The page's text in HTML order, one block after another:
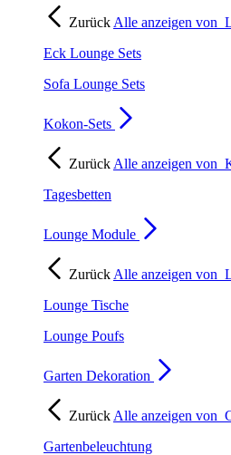
Zurück Alle anzeigen von
Eck Lounge Sets
Sofa Lounge Sets
Kokon-Sets
Zurück Alle anzeigen von
Tagesbetten
Lounge Module
Zurück Alle anzeigen von
Lounge Tische
Lounge Poufs
Garten Dekoration
Zurück Alle anzeigen von
Gartenbeleuchtung